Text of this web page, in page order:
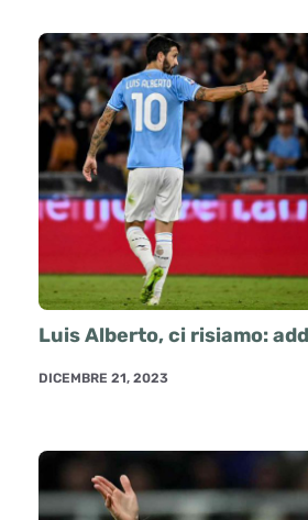
Luis Alberto, ci risiamo:
DICEMBRE 21, 2023